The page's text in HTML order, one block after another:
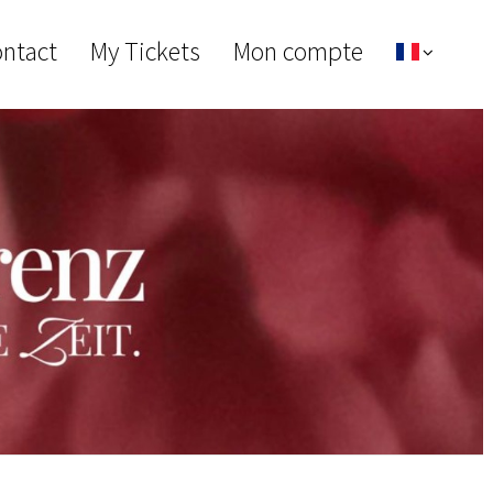
My Tickets Mon compte